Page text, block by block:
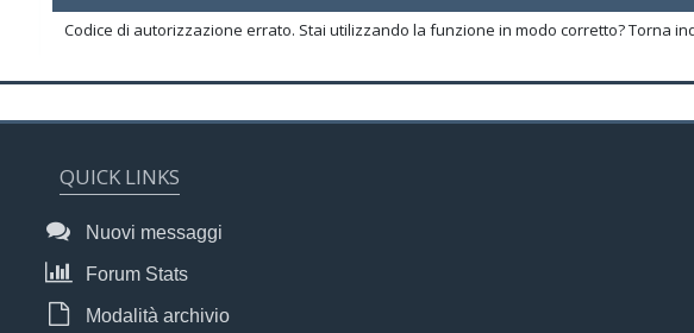
Codice di autorizzazione errato. Stai utilizzando la funzione in modo corretto? Torna
QUICK LINKS
Nuovi messaggi
Forum Stats
Modalità archivio